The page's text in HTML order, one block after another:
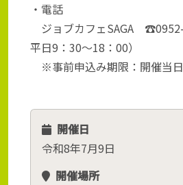
・電話
ジョブカフェSAGA ☎0952-
平日9：30～18：00）
※事前申込み期限：開催当
開催日
令和8年7月9日
開催場所